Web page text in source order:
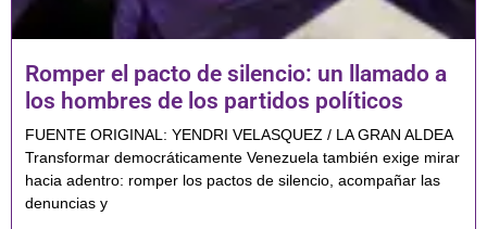
Romper el pacto de silencio: un llamado a
los hombres de los partidos políticos
FUENTE ORIGINAL: YENDRI VELASQUEZ / LA GRAN ALDEA
Transformar democráticamente Venezuela también exige mirar
hacia adentro: romper los pactos de silencio, acompañar las
denuncias y